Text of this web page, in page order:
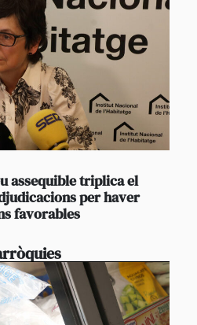
assequible triplica el
per haver
favorables